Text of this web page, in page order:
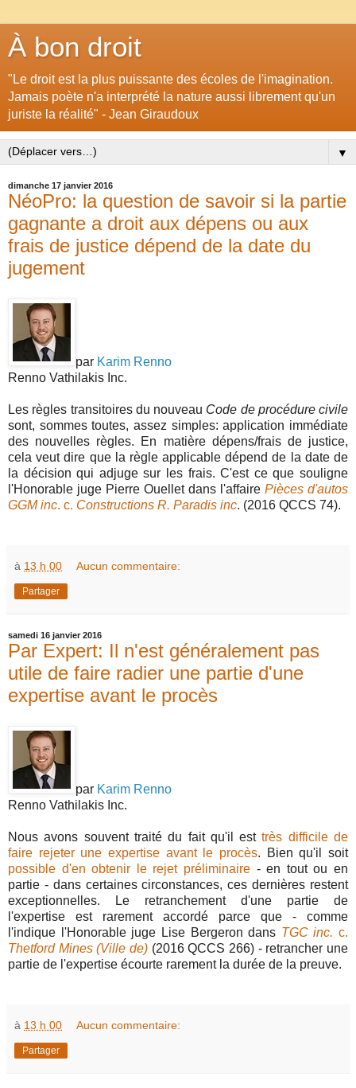
À bon droit
"Le droit est la plus puissante des écoles de l'imagination.
Jamais poète n'a interprété la nature aussi librement qu'un
juriste la réalité" - Jean Giraudoux
▼
dimanche 17 janvier 2016
NéoPro: la question de savoir si la partie
gagnante a droit aux dépens ou aux
frais de justice dépend de la date du
jugement
par Karim Renno
Renno Vathilakis Inc.
Les règles transitoires du nouveau Code de procédure civile
sont, sommes toutes, assez simples: application immédiate
des nouvelles règles. En matière dépens/frais de justice,
cela veut dire que la règle applicable dépend de la date de
la décision qui adjuge sur les frais. C'est ce que souligne
l'Honorable juge Pierre Ouellet dans l'affaire Pièces d'autos
GGM inc. c. Constructions R. Paradis inc. (2016 QCCS 74).
à 13 h 00 Aucun commentaire:
Partager
samedi 16 janvier 2016
Par Expert: Il n'est généralement pas
utile de faire radier une partie d'une
expertise avant le procès
par Karim Renno
Renno Vathilakis Inc.
Nous avons souvent traité du fait qu'il esttrès difficile de
faire rejeter une expertise avant le procès. Bien qu'il soit
possible d'en obtenir le rejet préliminaire - en tout ou en
partie - dans certaines circonstances, ces dernières restent
exceptionnelles. Le retranchement d'une partie de
l'expertise est rarement accordé parce que - comme
l'indique l'Honorable juge Lise Bergeron dans TGC inc. c.
Thetford Mines (Ville de) (2016 QCCS 266) - retrancher une
partie de l'expertise écourte rarement la durée de la preuve.
à 13 h 00 Aucun commentaire:
Partager